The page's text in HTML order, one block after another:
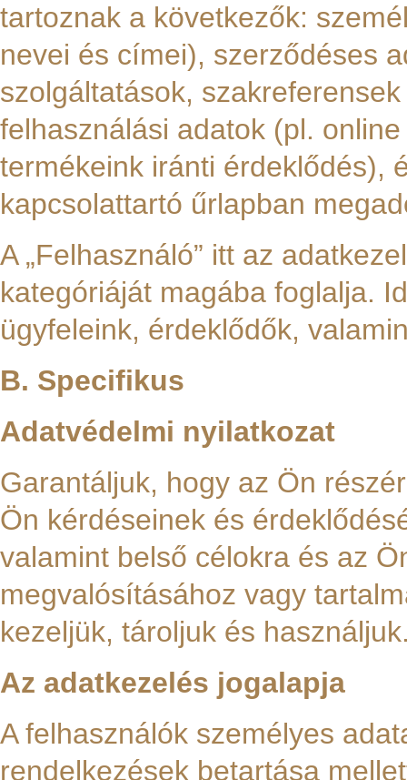
tartoznak a következők:
nevei és címei), szerződéses
szolgáltatások,
felhasználási adatok (pl.
termékeink iránti érdeklődés),
kapcsolattartó űrlapban
A „Felhasználó” itt az
kategóriáját magába foglalja.
ügyfeleink, érdeklődők,
B. Specifikus
Adatvédelmi nyilatkozat
Garantáljuk, hogy az Ön
Ön kérdéseinek és
valamint belső célokra és az
megvalósításához vagy
kezeljük, tároljuk és
Az adatkezelés jogalapja
A felhasználók személyes
rendelkezések betartása